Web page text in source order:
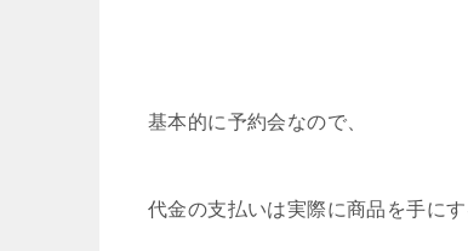
基本的に予約会なので、
代金の支払いは実際に商品を手にす